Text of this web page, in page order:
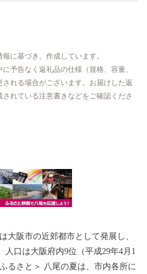
に基づき、作成しています。
予告なく返礼品の仕様（規格、容量、
れる場合がございます。お届けした返
れている注意書きなどをご確認くださ
大阪市の近郊都市として発展し、
人口は大阪府内9位（平成29年4月1